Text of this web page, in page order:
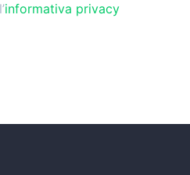
informativa privacy